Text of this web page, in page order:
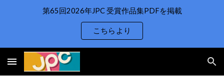
第65回2026年JPC 受賞作品集PDFを掲載
こちらより